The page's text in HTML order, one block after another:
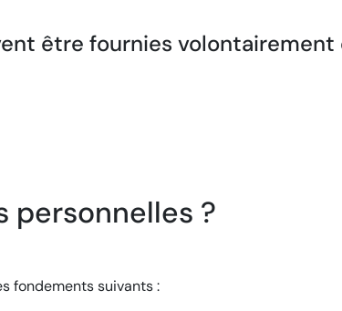
être fournies volontairement
personnelles ?
fondements suivants :